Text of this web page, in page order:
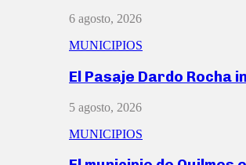
6 agosto, 2026
MUNICIPIOS
El Pasaje Dardo
5 agosto, 2026
MUNICIPIOS